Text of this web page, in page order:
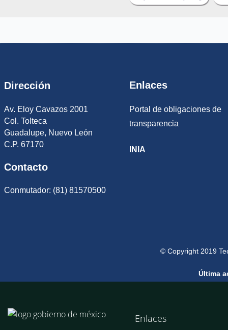
Dirección
Av. Eloy Cavazos 2001
Col. Tolteca
Guadalupe, Nuevo León
C.P. 67170
Contacto
Conmutador: (81) 81570500
Enlaces
Portal de obligaciones de
transparencia
INIA
© Copyright 2019
Última
Enlaces